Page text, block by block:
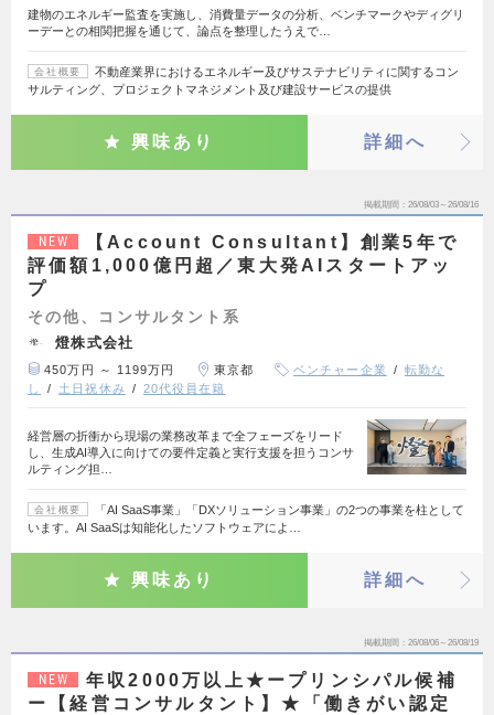
建物のエネルギー監査を実施し、消費量データの分析、ベンチマークやディグリ
ーデーとの相関把握を通じて、論点を整理したうえで…
会社概要
不動産業界におけるエネルギー及びサステナビリティに関するコン
サルティング、プロジェクトマネジメント及び建設サービスの提供
興味あり 詳細へ
掲載期間 26/08/03～26/08/16
NEW
【Account Consultant】創業5年で
評価額1,000億円超／東大発AIスタートアッ
プ
その他、コンサルタント系
燈株式会社
450万円 ～ 1199万円 東京都 ベンチャー企業
転勤な
し
土日祝休み 20代役員在籍
経営層の折衝から現場の業務改革まで全フェーズをリード
し、生成AI導入に向けての要件定義と実行支援を担うコンサ
ルティング担…
会社概要
「AI SaaS事業」「DXソリューション事業」の2つの事業を柱として
います。AI SaaSは知能化したソフトウェアによ…
興味あり 詳細へ
掲載期間 26/08/06～26/08/19
NEW
年収2000万以上★ープリンシパル候補
ー【経営コンサルタント】★「働きがい認定